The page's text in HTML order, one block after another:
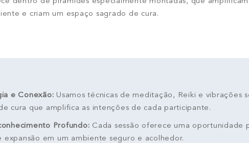
e criam um espaço sagrado de cura.
e Conexão: Usamos técnicas de meditação, Reiki e vibrações
cura que amplifica as intenções de cada participante.
Profundo: Cada sessão oferece uma oportunidade
expansão em um ambiente seguro e acolhedor.